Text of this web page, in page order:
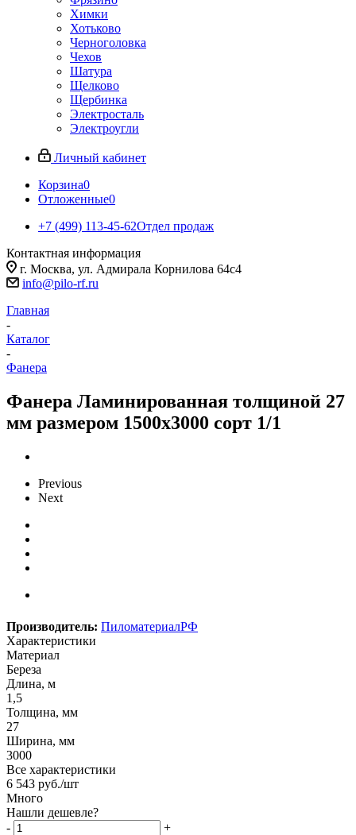
Химки
Хотьково
Черноголовка
Чехов
Шатура
Щелково
Щербинка
Электросталь
Электроугли
Личный кабинет
Корзина0
Отложенные0
+7 (499) 113-45-62Отдел продаж
Контактная информация
г. Москва, ул. Адмирала Корнилова 64с4
info@pilo-rf.ru
Главная
-
Каталог
-
Фанера
Фанера Ламинированная толщиной 27
мм размером 1500х3000 сорт 1/1
Previous
Next
Производитель: ПиломатериалРФ
Характеристики
Материал
Береза
Длина, м
1,5
Толщина, мм
27
Ширина, мм
3000
Все характеристики
6 543 руб./шт
Много
Нашли дешевле?
-
+